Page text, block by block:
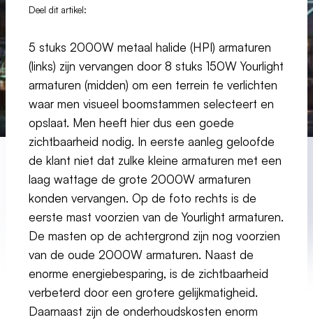
Deel dit artikel:
5 stuks 2000W metaal halide (HPI) armaturen
(links) zijn vervangen door 8 stuks 150W Yourlight
armaturen (midden) om een terrein te verlichten
waar men visueel boomstammen selecteert en
opslaat. Men heeft hier dus een goede
zichtbaarheid nodig. In eerste aanleg geloofde
de klant niet dat zulke kleine armaturen met een
laag wattage de grote 2000W armaturen
konden vervangen. Op de foto rechts is de
eerste mast voorzien van de Yourlight armaturen.
De masten op de achtergrond zijn nog voorzien
van de oude 2000W armaturen. Naast de
enorme energiebesparing, is de zichtbaarheid
verbeterd door een grotere gelijkmatigheid.
Daarnaast zijn de onderhoudskosten enorm